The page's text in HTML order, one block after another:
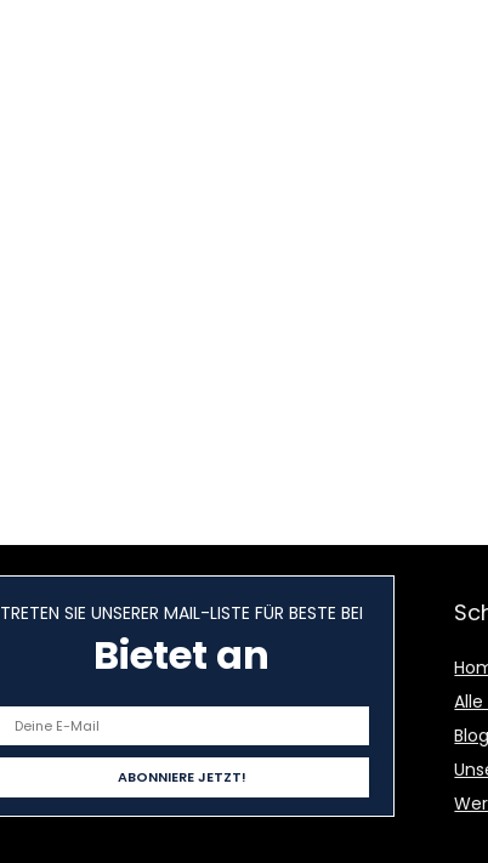
TRETEN SIE UNSERER MAIL-LISTE FÜR BESTE BEI
Bietet an